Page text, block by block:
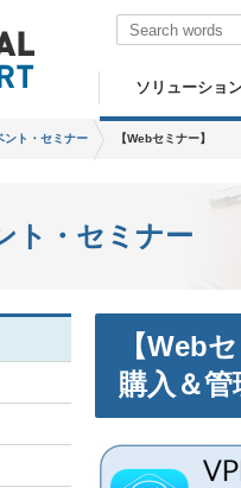
ソリューショ
ント・セミナー 【Webセミナー】
ト・セミナー
【Web
購入＆